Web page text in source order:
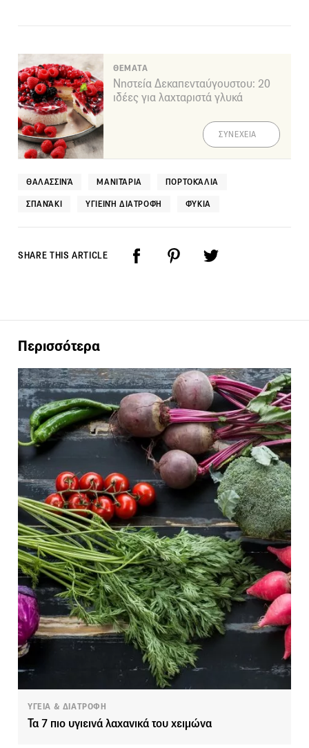
ΘΕΜΑΤΑ
Νηστεία Δεκαπενταύγουστου: 20
ιδέες για λαχταριστά γλυκά
ΣΥΝΕΧΕΙΑ
ΘΑΛΑΣΣΙΝΆ ΜΑΝΙΤΆΡΙΑ ΠΟΡΤΟΚΆΛΙΑ
ΣΠΑΝΆΚΙ ΥΓΙΕΙΝΉ ΔΙΑΤΡΟΦΉ ΦΎΚΙΑ
SHARE THIS ARTICLE
Περισσότερα
ΥΓΕΙΑ & ΔΙΑΤΡΟΦΗ
Τα 7 πιο υγιεινά λαχανικά του χειμώνα